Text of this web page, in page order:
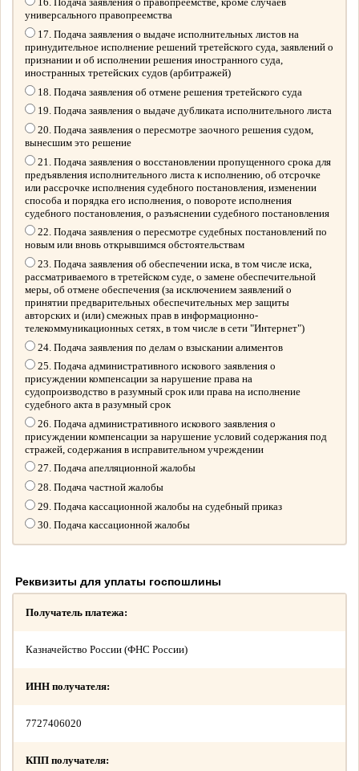
универсального правопреемства
17. Подача заявления о выдаче исполнительных листов на
принудительное исполнение решений третейского суда, заявлений о
признании и об исполнении решения иностранного суда,
иностранных третейских судов (арбитражей)
18. Подача заявления об отмене решения третейского суда
19. Подача заявления о выдаче дубликата исполнительного листа
20. Подача заявления о пересмотре заочного решения судом,
вынесшим это решение
21. Подача заявления о восстановлении пропущенного срока для
предъявления исполнительного листа к исполнению, об отсрочке
или рассрочке исполнения судебного постановления, изменении
способа и порядка его исполнения, о повороте исполнения
судебного постановления, о разъяснении судебного постановления
22. Подача заявления о пересмотре судебных постановлений по
новым или вновь открывшимся обстоятельствам
23. Подача заявления об обеспечении иска, в том числе иска,
рассматриваемого в третейском суде, о замене обеспечительной
меры, об отмене обеспечения (за исключением заявлений о
принятии предварительных обеспечительных мер защиты
авторских и (или) смежных прав в информационно-
телекоммуникационных сетях, в том числе в сети "Интернет")
24. Подача заявления по делам о взыскании алиментов
25. Подача административного искового заявления о
присуждении компенсации за нарушение права на
судопроизводство в разумный срок или права на исполнение
судебного акта в разумный срок
26. Подача административного искового заявления о
присуждении компенсации за нарушение условий содержания под
стражей, содержания в исправительном учреждении
27. Подача апелляционной жалобы
28. Подача частной жалобы
29. Подача кассационной жалобы на судебный приказ
30. Подача кассационной жалобы
Реквизиты для уплаты госпошлины
Получатель платежа:
Казначейство России (ФНС России)
ИНН получателя:
7727406020
КПП получателя: